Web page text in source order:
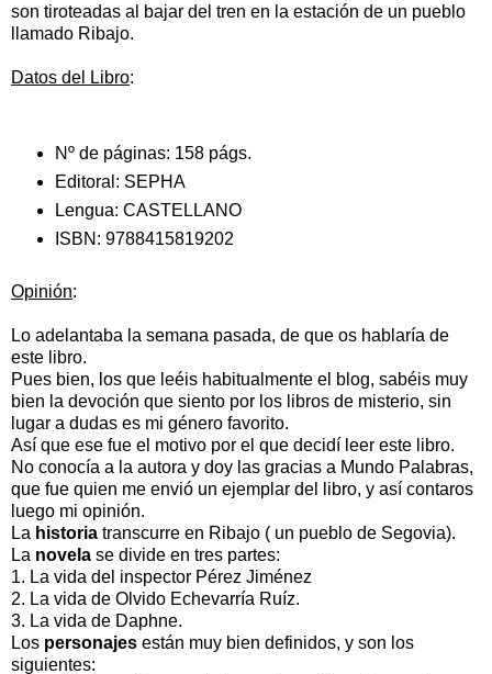
son tiroteadas al bajar del tren en la estación de un pueblo
llamado Ribajo.
Datos del Libro:
Nº de páginas: 158 págs.
Editoral: SEPHA
Lengua: CASTELLANO
ISBN: 9788415819202
Opinión:
Lo adelantaba la semana pasada, de que os hablaría de
este libro.
Pues bien, los que leéis habitualmente el blog, sabéis muy
bien la devoción que siento por los libros de misterio, sin
lugar a dudas es mi género favorito.
Así que ese fue el motivo por el que decidí leer este libro.
No conocía a la autora y doy las gracias a Mundo Palabras,
que fue quien me envió un ejemplar del libro, y así contaros
luego mi opinión.
La historia transcurre en Ribajo ( un pueblo de Segovia).
La novela se divide en tres partes:
1. La vida del inspector Pérez Jiménez
2. La vida de Olvido Echevarría Ruíz.
3. La vida de Daphne.
Los personajes están muy bien definidos, y son los
siguientes: